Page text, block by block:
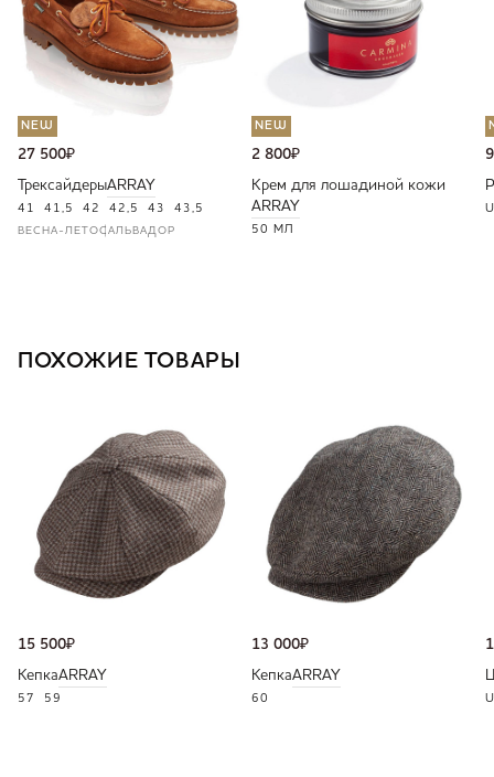
NEW
27 500₽
ТрексайдерыARRAY
41 41,5 42 42,5 43 43,5
ВЕСНА-ЛЕТОСАЛЬВАДОР
NEW
2 800₽
Крем для лошадиной кожи
ARRAY
50 МЛ
ПОХОЖИЕ ТОВАРЫ
15 500₽
КепкаARRAY
57 59
13 000₽
КепкаARRAY
60